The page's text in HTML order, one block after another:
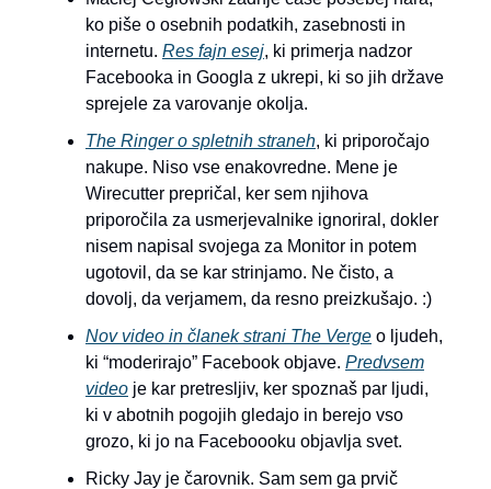
ko piše o osebnih podatkih, zasebnosti in
internetu. Res fajn esej, ki primerja nadzor
Facebooka in Googla z ukrepi, ki so jih države
sprejele za varovanje okolja.
The Ringer o spletnih straneh, ki priporočajo
nakupe. Niso vse enakovredne. Mene je
Wirecutter prepričal, ker sem njihova
priporočila za usmerjevalnike ignoriral, dokler
nisem napisal svojega za Monitor in potem
ugotovil, da se kar strinjamo. Ne čisto, a
dovolj, da verjamem, da resno preizkušajo. :)
Nov video in članek strani The Verge o ljudeh,
ki “moderirajo” Facebook objave. Predvsem
video je kar pretresljiv, ker spoznaš par ljudi,
ki v abotnih pogojih gledajo in berejo vso
grozo, ki jo na Faceboooku objavlja svet.
Ricky Jay je čarovnik. Sam sem ga prvič